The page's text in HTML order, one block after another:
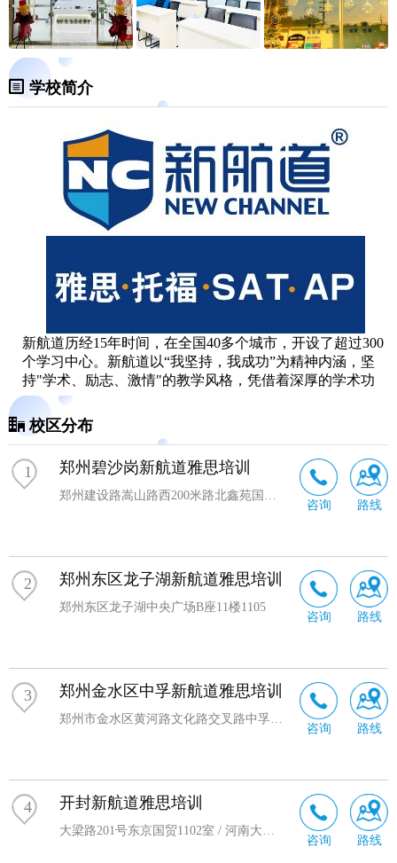
学校简介
新航道历经15年时间，在全国40多个城市，开设了超过300
个学习中心。新航道以“我坚持，我成功”为精神内涵，坚
持"学术、励志、激情"的教学风格，凭借着深厚的学术功
底、务实的教学作风、强劲的研发能力和旺盛的进取精神
成为行业的领导品牌，在教学内容、教材研发、授课质
量、环境服务等多个方面为业界创立了全新的标准，并不
新航道国际教育集团(NEW CHANNEL INTERNATIONAL
EDUCATION GROUP LIMITED)是由中国英语培训界领军
训机构美国Kaplan国际教育集团参与战略投资的国际化语
言教育机构。
校区分布
1 郑州碧沙岗新航道雅思培训
咨询 路线
2 郑州东区龙子湖新航道雅思培训
郑州东区龙子湖中央广场B座11楼1105
咨询 路线
3 郑州金水区中孚新航道雅思培训
咨询 路线
4 开封新航道雅思培训
咨询 路线